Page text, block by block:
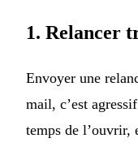
1. Relancer
Envoyer une
mail, c’est
temps de l’ouvrir,